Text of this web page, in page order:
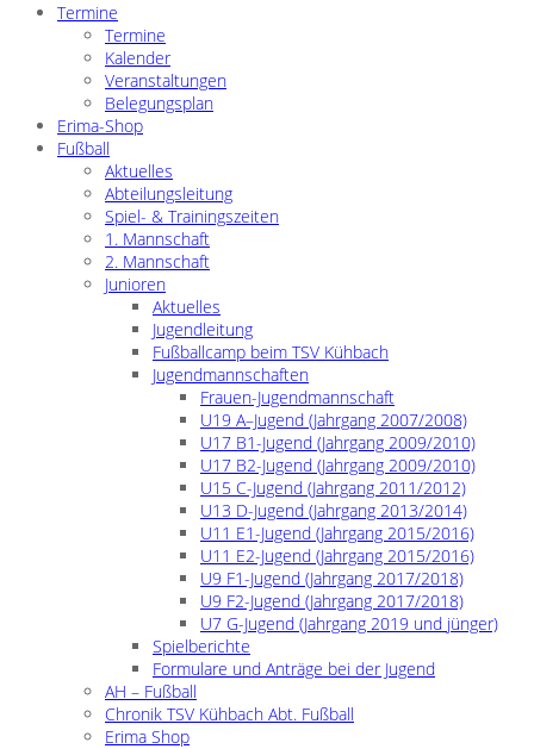
Termine
Termine
Kalender
Veranstaltungen
Belegungsplan
Erima-Shop
Fußball
Aktuelles
Abteilungsleitung
Spiel- & Trainingszeiten
1. Mannschaft
2. Mannschaft
Junioren
Aktuelles
Jugendleitung
Fußballcamp beim TSV Kühbach
Jugendmannschaften
Frauen-Jugendmannschaft
U19 A–Jugend (Jahrgang 2007/2008)
U17 B1-Jugend (Jahrgang 2009/2010)
U17 B2-Jugend (Jahrgang 2009/2010)
U15 C-Jugend (Jahrgang 2011/2012)
U13 D-Jugend (Jahrgang 2013/2014)
U11 E1-Jugend (Jahrgang 2015/2016)
U11 E2-Jugend (Jahrgang 2015/2016)
U9 F1-Jugend (Jahrgang 2017/2018)
U9 F2-Jugend (Jahrgang 2017/2018)
U7 G-Jugend (Jahrgang 2019 und jünger)
Spielberichte
Formulare und Anträge bei der Jugend
AH – Fußball
Chronik TSV Kühbach Abt. Fußball
Erima Shop